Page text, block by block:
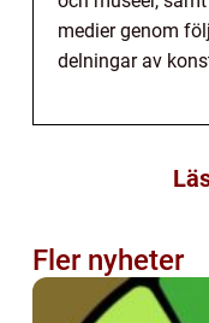
medier genom
delningar av
Fler nyheter